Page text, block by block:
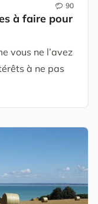
90
à faire pour
vous ne l’avez
à ne pas